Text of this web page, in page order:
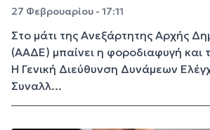
27 Φεβρουαρίου - 17:11
Στο μάτι της Ανεξάρτητης Αρχής
(ΑΑΔΕ) μπαίνει η φοροδιαφυγή και
Η Γενική Διεύθυνση Δυνάμεων
Συναλλ...